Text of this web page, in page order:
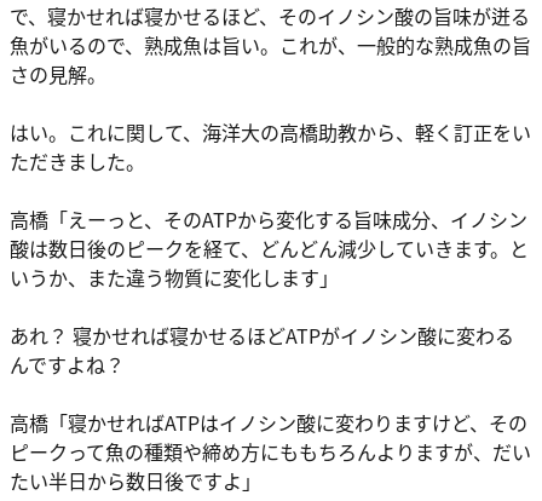
で、寝かせれば寝かせるほど、そのイノシン酸の旨味が迸る
魚がいるので、熟成魚は旨い。これが、一般的な熟成魚の旨
さの見解。
はい。これに関して、海洋大の高橋助教から、軽く訂正をい
ただきました。
高橋「えーっと、そのATPから変化する旨味成分、イノシン
酸は数日後のピークを経て、どんどん減少していきます。と
いうか、また違う物質に変化します」
あれ？ 寝かせれば寝かせるほどATPがイノシン酸に変わる
んですよね？
高橋「寝かせればATPはイノシン酸に変わりますけど、その
ピークって魚の種類や締め方にももちろんよりますが、だい
たい半日から数日後ですよ」